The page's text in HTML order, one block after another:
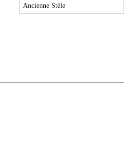
Ancienne Stèle